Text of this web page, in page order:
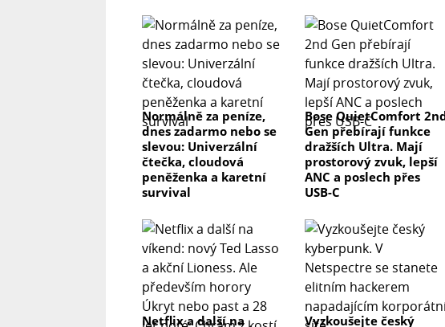
Normálně za peníze,
dnes zadarmo nebo se
slevou: Univerzální
čtečka, cloudová
peněženka a karetní
survival
Bose QuietComfort
Gen přebírají funkce
dražších Ultra. Mají
prostorový zvuk, lepší
ANC a poslech přes
USB-C
Netflix a další na Vyzkoušejte český